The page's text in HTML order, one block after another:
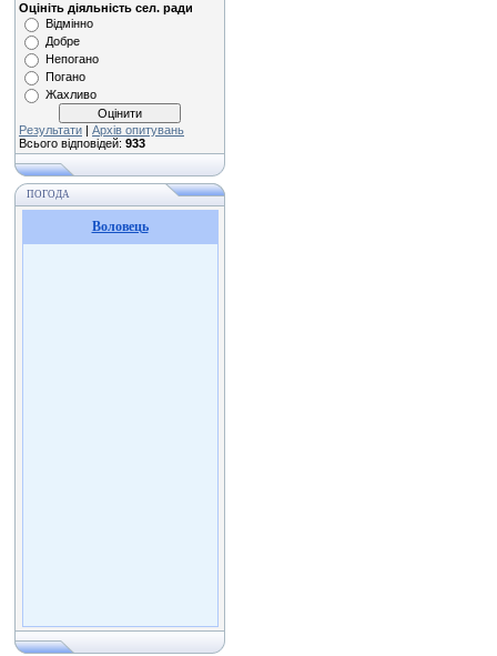
Оцініть діяльність сел. ради
Відмінно
Добре
Непогано
Погано
Жахливо
Результати | Архів опитувань
Всього відповідей: 933
ПОГОДА
Воловець